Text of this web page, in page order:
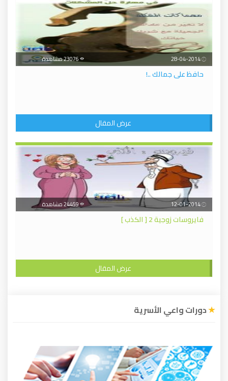
حافظ على جمالك ..!
عرض المقال
24459 مشاهدة
فايروسات زوجية 2 [ الكذب ]
عرض المقال
دورات واعي الأسرية